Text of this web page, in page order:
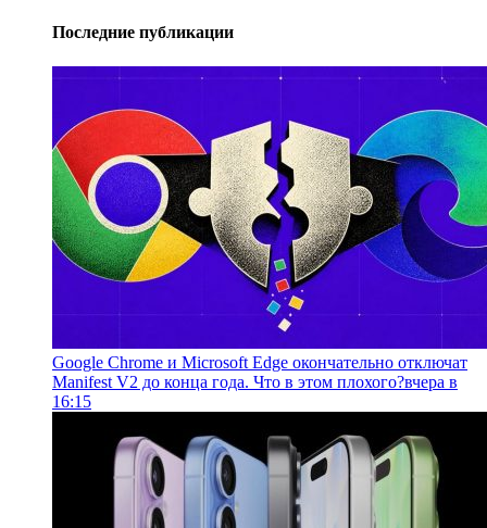
Последние публикации
Google Chrome и Microsoft Edge окончательно отключат
Manifest V2 до конца года. Что в этом плохого?вчера в
16:15